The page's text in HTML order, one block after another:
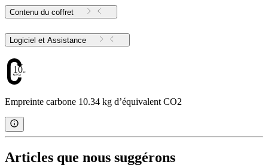
Contenu du coffret
Logiciel et Assistance
10.34
Empreinte carbone 10.34 kg d’équivalent CO2
Articles que nous suggérons